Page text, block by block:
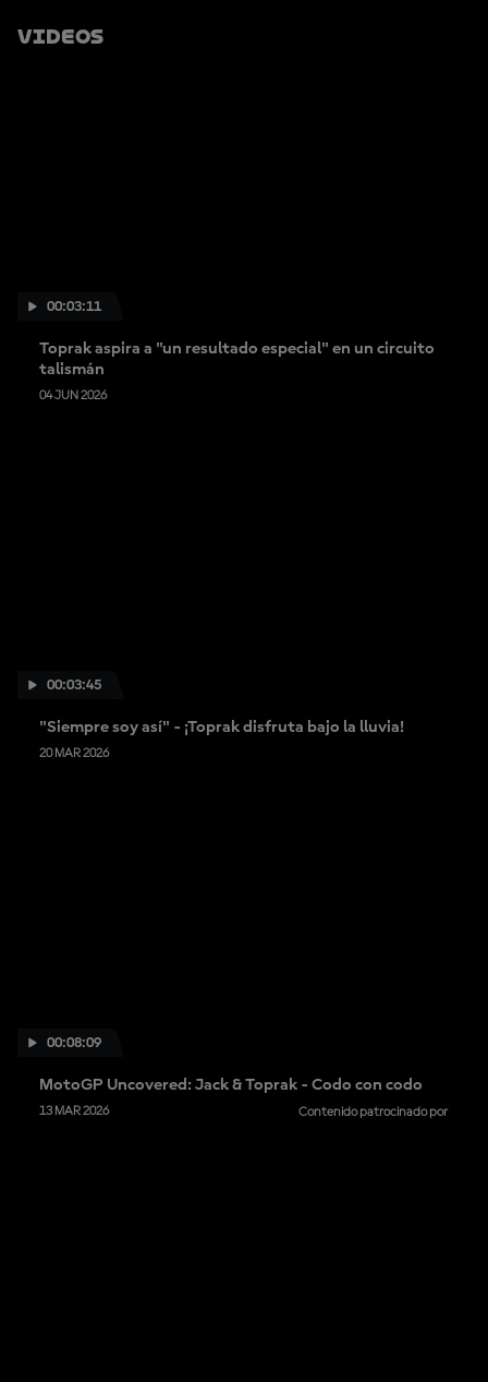
Videos
00:03:11
Toprak aspira a "un resultado especial" en un circuito
talismán
04 JUN 2026
00:03:45
"Siempre soy así" - ¡Toprak disfruta bajo la lluvia!
20 MAR 2026
00:08:09
MotoGP Uncovered: Jack & Toprak - Codo con codo
13 MAR 2026 Contenido patrocinado por